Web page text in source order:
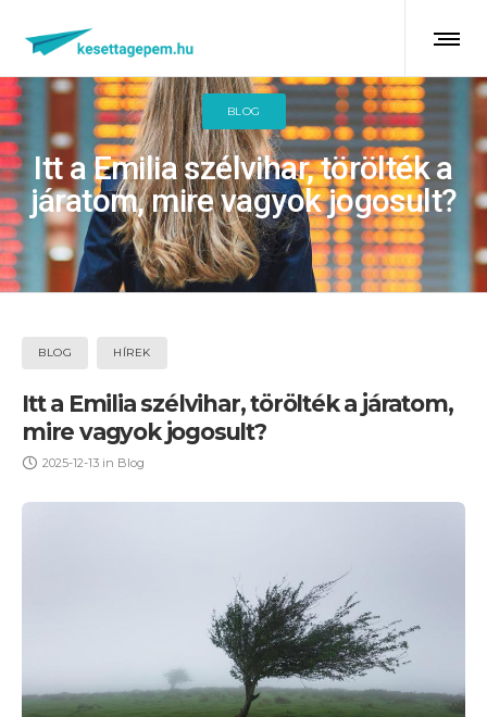
BLOG
Itt a Emilia szélvihar, törölték a
járatom, mire vagyok jogosult?
BLOG HÍREK
Itt a Emilia szélvihar, törölték a járatom,
mire vagyok jogosult?
2025-12-13 in Blog